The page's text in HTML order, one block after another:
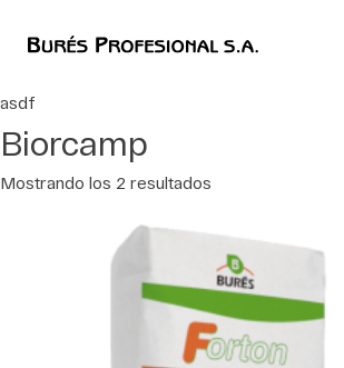
asdf
Biorcamp
Mostrando los 2 resultados